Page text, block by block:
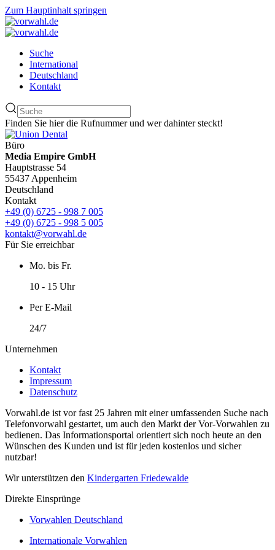
Zum Hauptinhalt springen
Suche
International
Deutschland
Kontakt
Finden Sie hier die Rufnummer und wer dahinter steckt!
Büro
Media Empire GmbH
Hauptstrasse 54
55437 Appenheim
Deutschland
Kontakt
+49 (0) 6725 - 998 7 005
+49 (0) 6725 - 998 5 005
kontakt@vorwahl.de
Für Sie erreichbar
Mo. bis Fr.
10 - 15 Uhr
Per E-Mail
24/7
Unternehmen
Kontakt
Impressum
Datenschutz
Vorwahl.de ist vor fast 25 Jahren mit einer umfassenden Suche nach
Telefonvorwahl gestartet, um auch den Markt der Vor-Vorwahlen zu
bedienen. Das Informationsportal orientiert sich noch heute an den
Wünschen des Kunden und ist für jeden kostenlos und sicher
nutzbar!
Wir unterstützen den Kindergarten Friedewalde
Direkte Einsprünge
Vorwahlen Deutschland
Internationale Vorwahlen